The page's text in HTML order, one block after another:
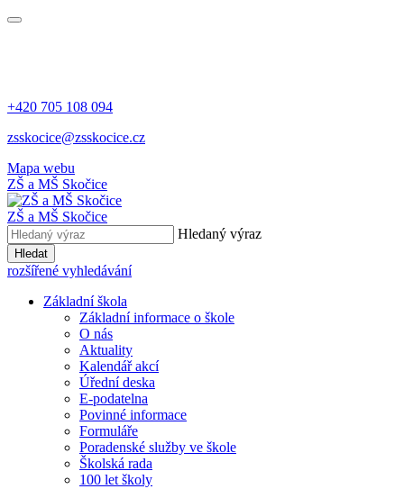
+420 705 108 094
zsskocice@zsskocice.cz
Mapa webu
ZŠ a MŠ Skočice
ZŠ a MŠ Skočice
Hledaný výraz
Hledat
rozšířené vyhledávání
Základní škola
Základní informace o škole
O nás
Aktuality
Kalendář akcí
Úřední deska
E-podatelna
Povinné informace
Formuláře
Poradenské služby ve škole
Školská rada
100 let školy